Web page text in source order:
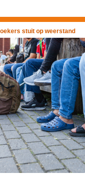
stuit op weerstand